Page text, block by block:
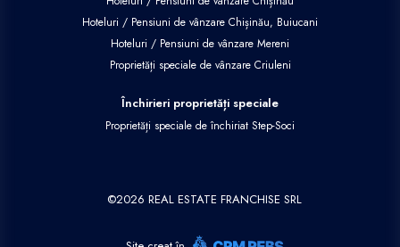
Hoteluri / Pensiuni de vânzare Chișinău, Buiucani
Hoteluri / Pensiuni de vânzare Mereni
Proprietăți speciale de vânzare Criuleni
Închirieri proprietăți speciale
Proprietăți speciale de închiriat Step-Soci
©2026 REAL ESTATE FRANCHISE SRL